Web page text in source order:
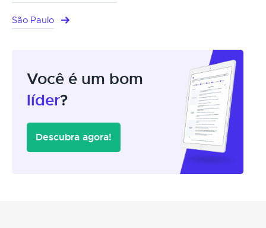
São Paulo
Você é um bom
líder?
Descubra agora!